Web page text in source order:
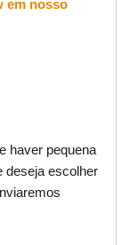
em nosso
haver pequena
deseja escolher